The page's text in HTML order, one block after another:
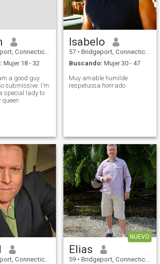
Estados Unidos
Mujer 18 - 32
a good guy
submissive. I'm
special lady to
Isabelo
57 • Bridgeport, Connecticut, Estados Unidos
Buscando: Mujer 30 - 47
Muy amable humilde
respetuosa honrado
Estados Unidos
NUEVO
Elias
59 • Bridgeport, Connecticut, Estados Unidos